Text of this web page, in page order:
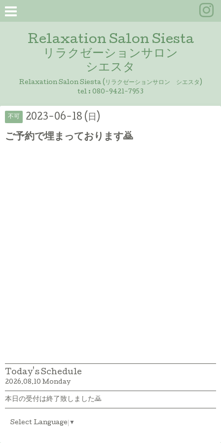
Relaxation Salon Siesta
リラクゼーションサロン
シエスタ
Relaxation Salon Siesta (リラクゼーションサロン シエスタ)
tel : 080-9421-7953
不可 2023-06-18 (日)
ご予約で埋まっております🙇
Today's Schedule
2026.08.10 Monday
本日の受付は終了致しました🙇
Select Language ▼